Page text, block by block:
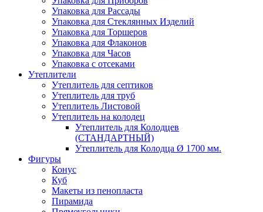
Упаковка для Рассады
Упаковка для Стеклянных Изделий
Упаковка для Торшеров
Упаковка для Флаконов
Упаковка для Часов
Упаковка с отсеками
Утеплители
Утеплитель для септиков
Утеплитель для труб
Утеплитель Листовой
Утеплитель на колодец
Утeплитель для Колодцев
(СТАНДАРТНЫЙ)
Утеплитель для Колодца Ø 1700 мм.
Фигуры
Конус
Куб
Макеты из пенопласта
Пирамида